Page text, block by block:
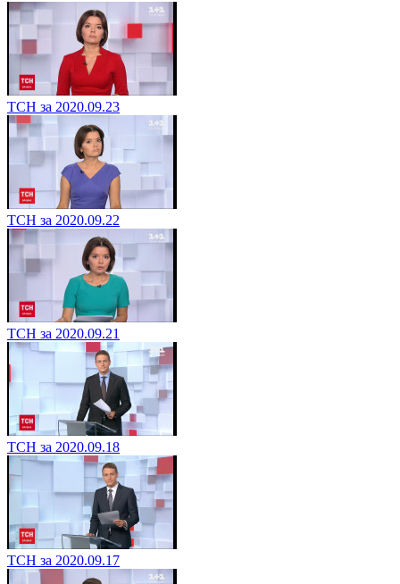
ТСН за 2020.09.23
ТСН за 2020.09.22
ТСН за 2020.09.21
ТСН за 2020.09.18
ТСН за 2020.09.17